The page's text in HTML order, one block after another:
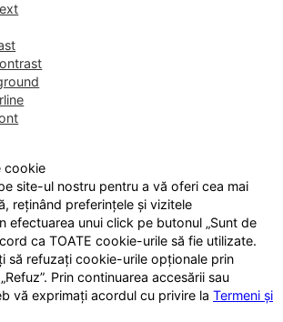
cookie
site-ul nostru pentru a vă oferi cea mai
reținând preferințele și vizitele
efectuarea unui click pe butonul „Sunt de
ca TOATE cookie-urile să fie utilizate.
să refuzați cookie-urile opționale prin
Prin continuarea accesării sau
vă exprimați acordul cu privire la Termeni și